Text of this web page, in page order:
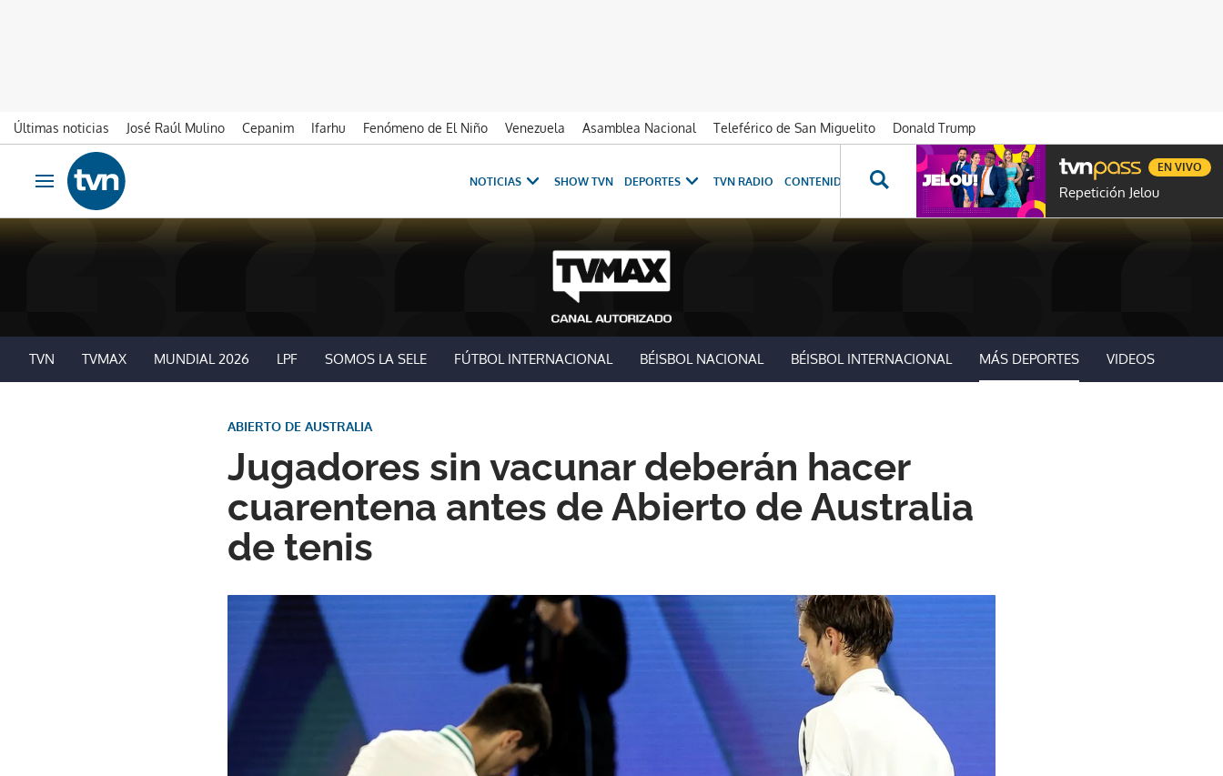
Últimas noticias José Raúl Mulino Cepanim Ifarhu Fenómeno de El Niño Venezuela Asamblea Nacional Teleférico de San Miguelito
Donald Trump
Ir al contenido
Obrir navegació
NOTICIAS SHOW TVN DEPORTES TVN RADIO CONTENIDOS ESPECIALES NOVELAS PROGRAMAS GENTE TVN
Repetición Jelou
EN VIVO
TVN TVMAX MUNDIAL 2026 LPF SOMOS LA SELE FÚTBOL INTERNACIONAL BÉISBOL NACIONAL BÉISBOL INTERNACIONAL MÁS DEPORTES VIDEOS
Jugadores sin vacunar deberán hacer
cuarentena antes de Abierto de Australia
de tenis
ABIERTO DE AUSTRALIA